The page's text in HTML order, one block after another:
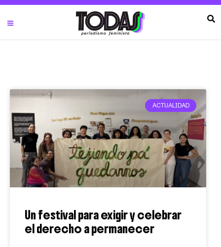
ACTUALIDAD
Un festival para exigir y celebrar
el derecho a permanecer